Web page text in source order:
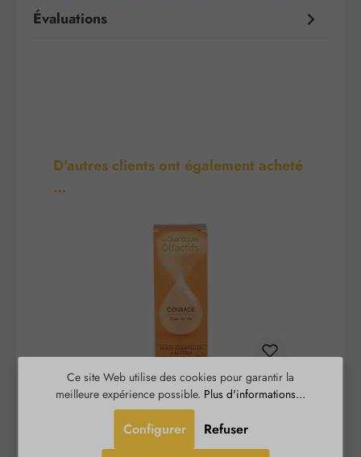
Évaluations
Ignorer la galerie de produits
D'autres clients ont également acheté
…
Courage - Quantiques
Olfactifs
Courage - Quantiques Olfactifs aide à concrétiser
Ce site Web utilise des cookies pour garantir la
meilleure expérience possible. Plus d'informations...
Refuser
Configurer